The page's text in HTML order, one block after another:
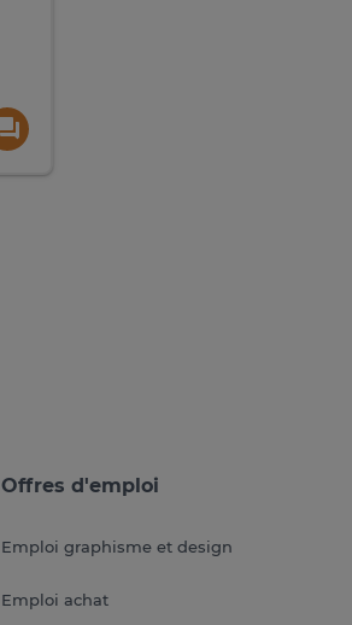
Offres d'emploi
Emploi graphisme et design
Emploi achat